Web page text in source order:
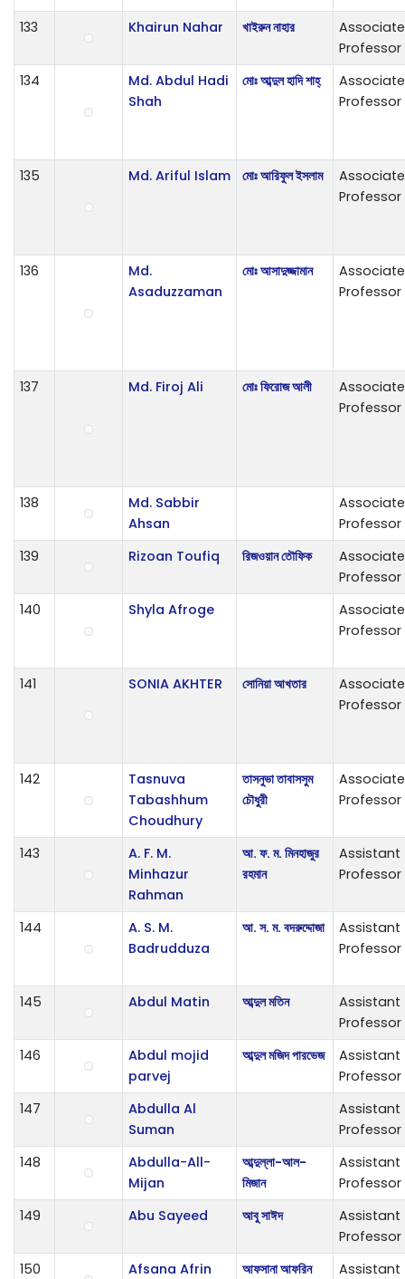
133 Khairun Nahar খাইরুন নাহার
Associate
Professor
134
Md. Abdul Hadi
Shah
মোঃ আব্দুল হাদি শাহ্
Associate
Professor
135 Md. Ariful Islam মোঃ আরিফুল ইসলাম
Associate
Professor
136
Md.
Asaduzzaman
মোঃ আসাদুজ্জামান
Associate
Professor
137 Md. Firoj Ali মোঃ ফিরোজ আলী
Associate
Professor
138
Md. Sabbir
Ahsan
Associate
Professor
139
Rizoan Toufiq রিজওয়ান তৌফিক
Associate
Professor
140
Shyla Afroge
Associate
Professor
141 SONIA AKHTER সোনিয়া আখতার
Associate
Professor
142
Tasnuva
Tabashhum
Choudhury
তাসনুভা তাবাসসুম
চৌধুরী
Associate
Professor
143
A. F. M.
Minhazur
Rahman
আ. ফ. ম. মিনহাজুর
রহমান
Assistant
Professor
144
A. S. M.
Badrudduza
আ. স. ম. বদরুদ্দোজা
Assistant
Professor
145 Abdul Matin আব্দুল মতিন
Assistant
Professor
146
Abdul mojid
parvej
আব্দুল মজিদ পারভেজ
Assistant
Professor
147
Abdulla Al
Suman
Assistant
Professor
148
Abdulla-All-
Mijan
আব্দুল্লা-আল-
মিজান
Assistant
Professor
149
Abu Sayeed আবু সাঈদ
Assistant
Professor
150
Afsana Afrin আফসানা আফরিন
Assistant